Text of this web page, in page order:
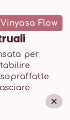
Vinyasa Flow
per